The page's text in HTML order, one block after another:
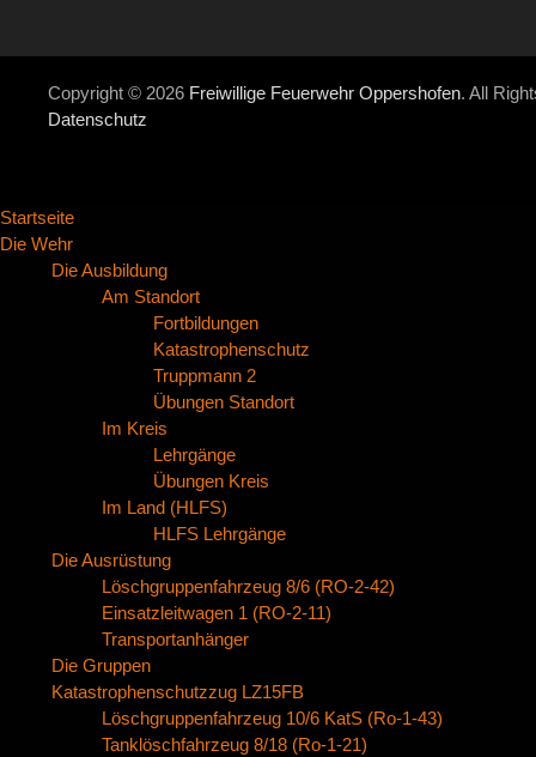
Copyright © 2026 Freiwillige Feuerwehr Oppershofen. All
Datenschutz
Startseite
Die Wehr
Die Ausbildung
Am Standort
Fortbildungen
Katastrophenschutz
Truppmann 2
Übungen Standort
Im Kreis
Lehrgänge
Übungen Kreis
Im Land (HLFS)
HLFS Lehrgänge
Die Ausrüstung
Löschgruppenfahrzeug 8/6 (RO-2-42)
Einsatzleitwagen 1 (RO-2-11)
Transportanhänger
Die Gruppen
Katastrophenschutzzug LZ15FB
Löschgruppenfahrzeug 10/6 KatS (Ro-1-43)
Tanklöschfahrzeug 8/18 (Ro-1-21)